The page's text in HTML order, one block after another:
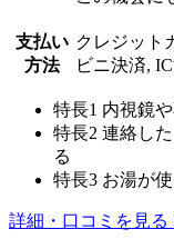
支払い
方法
クレジット
ビニ決済,
特長1 内視鏡
特長2 連絡し
る
特長3 お湯が
詳細・口コミを見る